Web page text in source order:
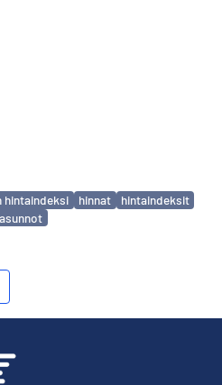
hintaindeksi hinnat
hintaindeksit